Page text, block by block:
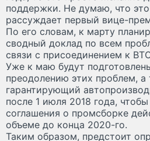
поддержки. Не думаю, что
рассуждает первый вице-
По его словам, к марту
сводный доклад по всем
связи с присоединением к
Уже к маю будут
преодолению этих проблем, а
гарантирующий
после 1 июля 2018 года,
соглашения о промсборке
объеме до конца 2020-го.
Таким образом, предстоит